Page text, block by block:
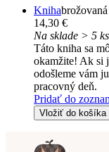
Kniha
14,30 €
Na sklade > 5 ks
Táto kniha sa
okamžite! Ak si
odošleme vám
pracovný deň.
Pridať do
Vložiť do košíka